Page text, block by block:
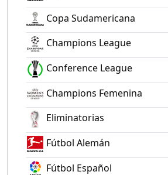
Copa Sudamericana
Champions League
Conference League
Champions Femenina
Eliminatorias
Fútbol Alemán
Fútbol Español